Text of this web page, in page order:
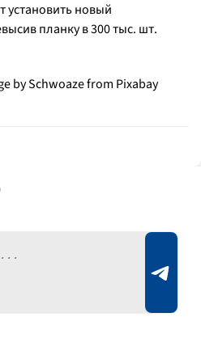
установить новый
планку в 300 тыс. шт.
by Schwoaze from Pixabay